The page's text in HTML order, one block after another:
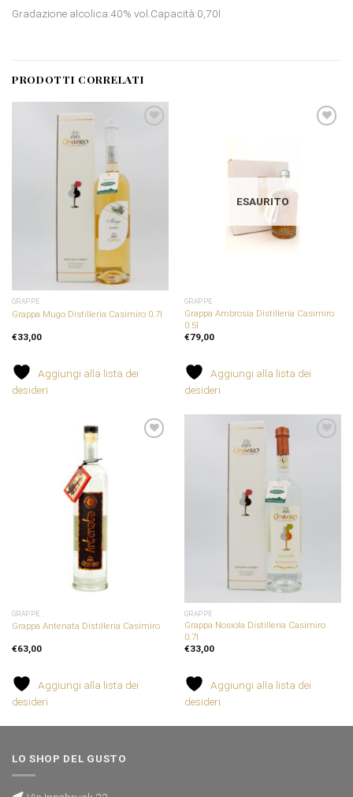
Gradazione alcolica:40% vol.Capacità:0,70l
PRODOTTI CORRELATI
GRAPPE
Grappa Mugo Distilleria Casimiro 0.7l
€33,00
Aggiungi alla lista dei
desideri
ESAURITO
GRAPPE
Grappa Ambrosia Distilleria Casimiro
0.5l
€79,00
Aggiungi alla lista dei
desideri
GRAPPE
Grappa Antenata Distilleria Casimiro
€63,00
Aggiungi alla lista dei
desideri
GRAPPE
Grappa Nosiola Distilleria Casimiro
0.7l
€33,00
Aggiungi alla lista dei
desideri
LO SHOP DEL GUSTO